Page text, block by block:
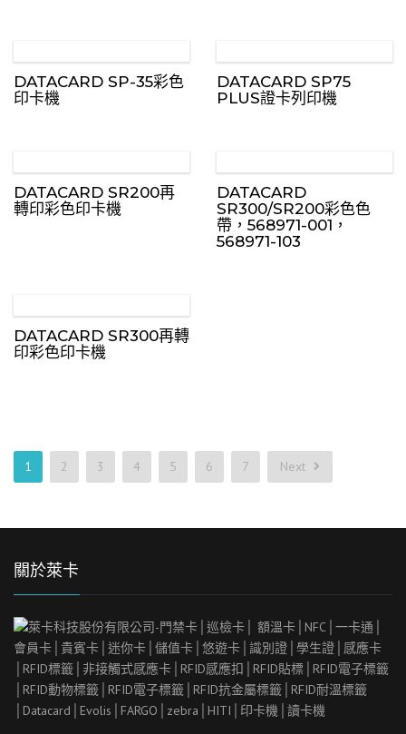
DATACARD SP-35彩色
印卡機
DATACARD SP75
PLUS證卡列印機
DATACARD SR200再
轉印彩色印卡機
DATACARD
SR300/SR200彩色色
帶，568971-001，
568971-103
DATACARD SR300再轉
印彩色印卡機
1 2 3 4 5 6 7 Next
關於萊卡